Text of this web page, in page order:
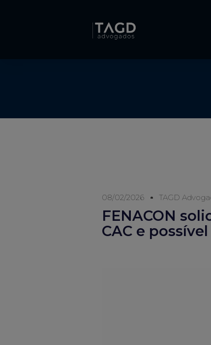
08/02/2026 TAGD
FENACON
CAC e